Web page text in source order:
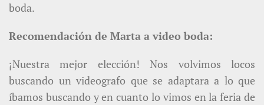
boda.
Recomendación de Marta a video boda:
¡Nuestra mejor elección! Nos volvimos locos
buscando un videografo que se adaptara a lo que
íbamos buscando y en cuanto lo vimos en la feria de